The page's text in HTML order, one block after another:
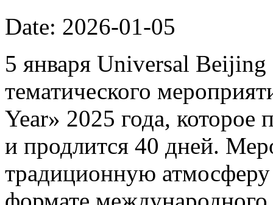
Date: 2026-01-05
5 января Universal
тематического
Year» 2025 года, которое
и продлится 40 дней.
традиционную атмосферу